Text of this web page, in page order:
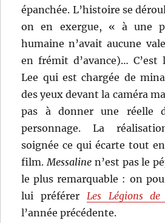
épanchée. L’histoire se
on en exergue, « à une
humaine n’avait aucune
en frémit d’avance)… C’est
Lee qui est chargée de
des yeux devant la caméra
pas à donner une réelle
personnage. La
soignée ce qui écarte tout
film.Messaline n’est pas le
le plus remarquable : on
lui préférer Les Légions de
l’année précédente.